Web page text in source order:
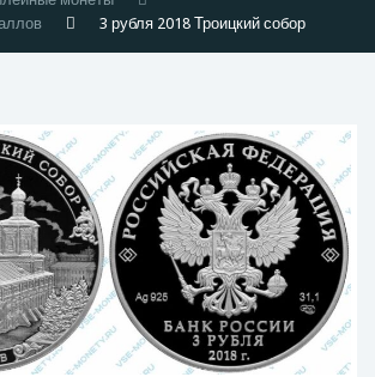
3 рубля 2018 Троицкий собор